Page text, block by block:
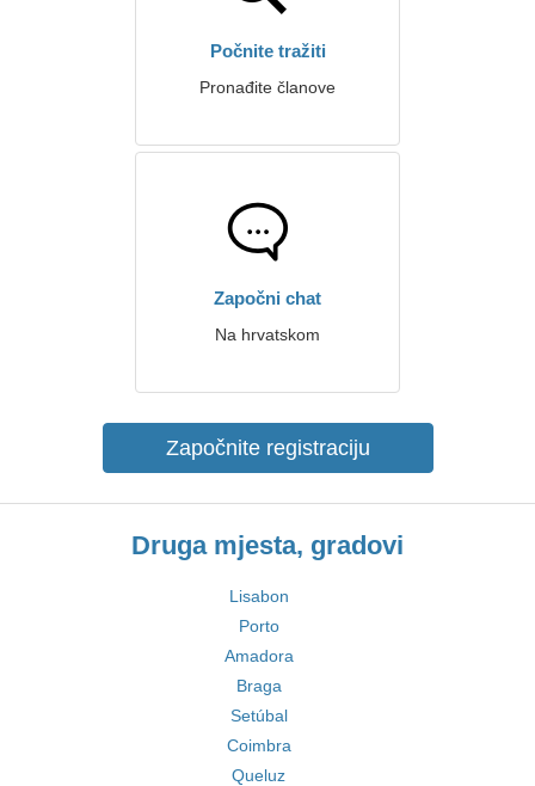
Počnite tražiti
Pronađite članove
Započni chat
Na hrvatskom
Započnite registraciju
Druga mjesta, gradovi
Lisabon
Porto
Amadora
Braga
Setúbal
Coimbra
Queluz